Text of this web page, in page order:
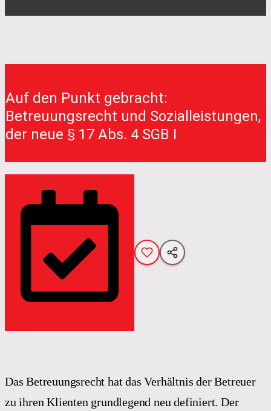
Auf den Punkt gebracht:
Betreuungsrecht und Sozialleistungen,
der neue § 17 Abs. 4 SGB I
Das Betreuungsrecht hat das Verhältnis der Betreuer
zu ihren Klienten grundlegend neu definiert. Der